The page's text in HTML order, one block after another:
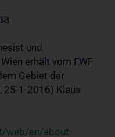
und
erhält vom FWF
Gebiet der
25-1-2016) Klaus
web/en/about-